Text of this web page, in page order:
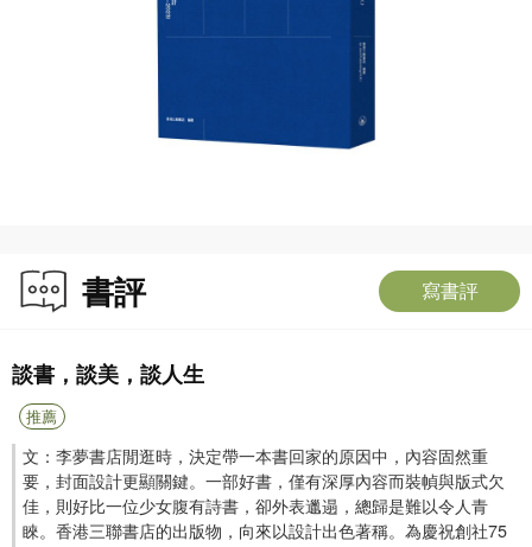
書評 寫書評
談書，談美，談人生
推薦
文：李夢書店閒逛時，決定帶一本書回家的原因中，內容固然重
要，封面設計更顯關鍵。一部好書，僅有深厚內容而裝幀與版式欠
佳，則好比一位少女腹有詩書，卻外表邋遢，總歸是難以令人青
睞。香港三聯書店的出版物，向來以設計出色著稱。為慶祝創社75